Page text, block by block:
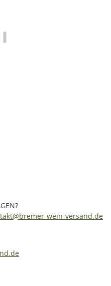
wein-versand.de